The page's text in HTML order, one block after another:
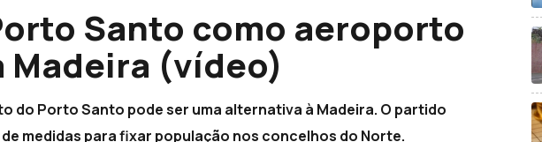
Santo como aeroporto
(vídeo)
do Porto Santo pode ser uma alternativa à Madeira. O partido
medidas para fixar população nos concelhos do Norte.